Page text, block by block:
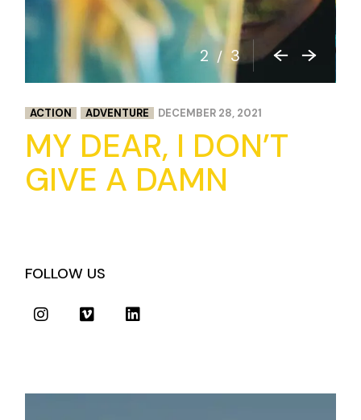
3 / 3
ACTION ADVENTURE DECEMBER 28, 2021
MY DEAR, I DON’T
GIVE A DAMN
FOLLOW US